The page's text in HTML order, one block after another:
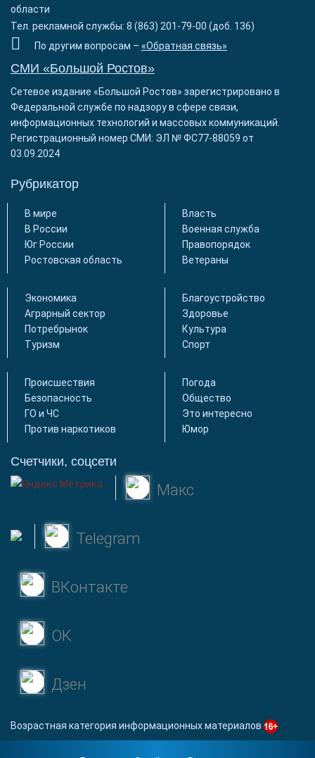
области
Тел. рекламной службы: 8 (863) 201-79-00 (доб. 136)
По другим вопросам – «Обратная связь»
СМИ «Большой Ростов»
Сетевое издание «Большой Ростов» зарегистрировано в
Федеральной службе по надзору в сфере связи,
информационных технологий и массовых коммуникаций.
Регистрационный номер СМИ: ЭЛ № ФС77-88059 от
03.09.2024
Рубрикатор
В мире
В России
Юг России
Ростовская область
Власть
Военная служба
Правопорядок
Ветераны
Экономика
Аграрный сектор
Потребрынок
Туризм
Благоустройство
Здоровье
Культура
Спорт
Происшествия
Безопасность
ГО и ЧС
Против наркотиков
Погода
Общество
Это интересно
Юмор
Счетчики, соцсети
Макс
Telegram
ВКонтакте
OK
Дзен
Возрастная категория информационных материалов